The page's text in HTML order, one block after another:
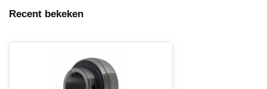
Recent bekeken